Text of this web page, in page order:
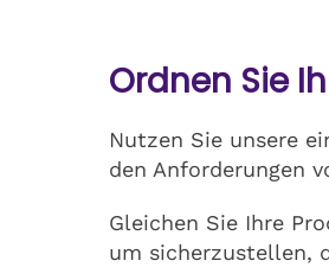
Ordnen Sie
Nutzen Sie unsere
den Anforderungen
Gleichen Sie Ihre
um sicherzustellen,